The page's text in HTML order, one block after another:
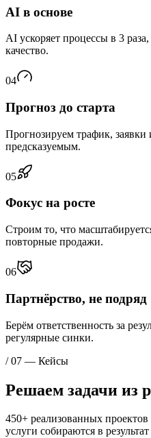
AI в основе
AI ускоряет процессы в 3
качество.
04
Прогноз до старта
Прогнозируем трафик, заявки
предсказуемым.
05
Фокус на росте
Строим то, что
повторные продажи.
06
Партнёрство, не подряд
Берём ответственность за
регулярные синки.
/ 07 — Кейсы
Решаем задачи из
450+ реализованных
услуги собираются в